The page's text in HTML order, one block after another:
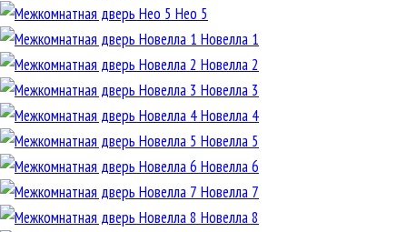
Нео 5
Новелла 1
Новелла 2
Новелла 3
Новелла 4
Новелла 5
Новелла 6
Новелла 7
Новелла 8